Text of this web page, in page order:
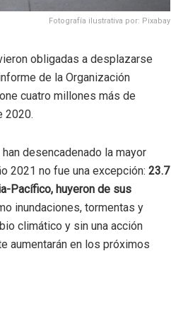
Fotografía ilustrativa por: Pixabay
obligadas a desplazarse
de la Organización
cuatro millones más de
2020.
desencadenado la mayor
2021 no fue una excepción: 23.7
Pacífico, huyeron de sus
inundaciones, tormentas y
climático y sin una acción
aumentarán en los próximos